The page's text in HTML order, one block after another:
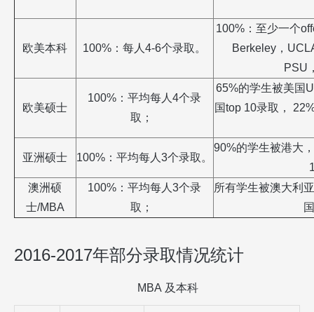
欧美本科 100% ：每人4-6个录取。
100% ：至少一个
Berkeley ，
PSU
欧美硕士
100% ：平均每人4个录
取；
65%的学生被美国
国top 10录取，
亚洲硕士 100% ：平均每人3个录取。
90%的学生被港大
澳洲硕
士/MBA
100% ：平均每人3个录
取；
所有学生被澳大利
2016-2017年部分录取情况统计
MBA 及本科